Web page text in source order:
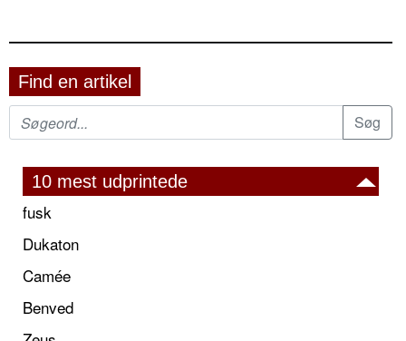
Find en artikel
10 mest udprintede
fusk
Dukaton
Camée
Benved